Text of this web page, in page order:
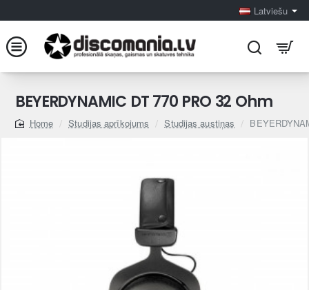
Latviešu
BEYERDYNAMIC DT 770 PRO 32 Ohm
home
Studijas aprīkojums Studijas austiņas